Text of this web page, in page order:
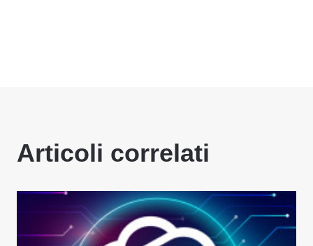
Articoli correlati